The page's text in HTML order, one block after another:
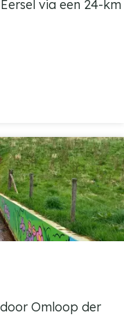
via een 24-km
Omloop der